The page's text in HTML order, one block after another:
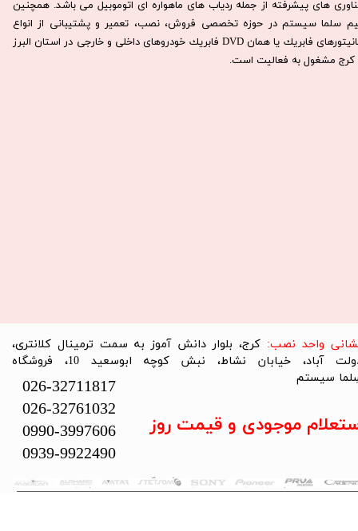
های پیشرفته از جمله ردیاب های ماهواره ای اتوموبیل می باشد. همچنين
سلما سيستم در حوزه تخصصی فروش، نصب، تعمير و پشتيبانی از انواع
مانيتورهای فابريك يا همان DVD فابريك خودروهای داخلی و خارجی در استان البرز
كرج مشغول به فعاليت است.​​​​​​​
تمام حقوق این سایت متعلق به فروشگاه سلما سیستم می‌باشد.
واحد نصب: کرج، بلوار دانش آموز به سمت ترمینال کلانتری،
دولت آباد، خیابان نشاط، نبش کوچه ابوسعید 10، فروشگاه
سیستم​​​​​​​
026-32711817
026-32761032
0990-3997606
0939-9922490
موجودی و قیمت روز